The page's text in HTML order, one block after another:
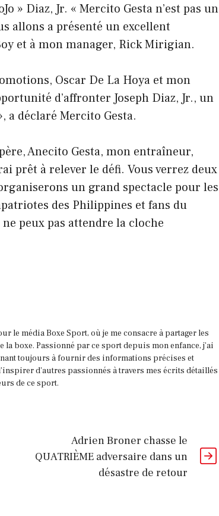
» Diaz, Jr. « Mercito Gesta n’est pas un
allons a présenté un excellent
et à mon manager, Rick Mirigian.
Oscar De La Hoya et mon
d’affronter Joseph Diaz, Jr., un
déclaré Mercito Gesta.
Anecito Gesta, mon entraîneur,
prêt à relever le défi. Vous verrez deux
un grand spectacle pour les
des Philippines et fans du
peux pas attendre la cloche
le média Boxe Sport, où je me consacre à partager les
la boxe. Passionné par ce sport depuis mon enfance, j'ai
toujours à fournir des informations précises et
d'autres passionnés à travers mes écrits détaillés
de ce sport.
Adrien Broner chasse le
QUATRIÈME adversaire dans un
désastre de retour